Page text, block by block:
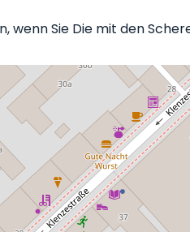
wenn Sie Die mit den